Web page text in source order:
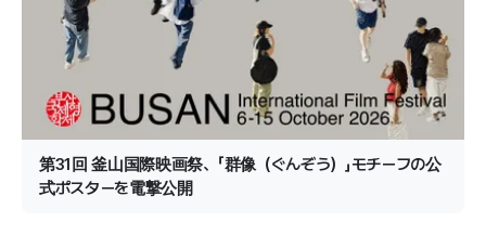
第31回 釜山国際映画祭、「群像（ぐんぞう）」モチーフの公
式ポスターを電撃公開